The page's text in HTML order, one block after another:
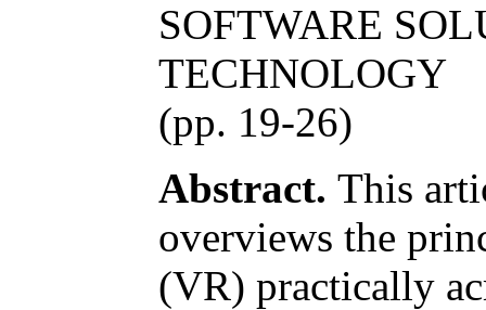
SOFTWARE
TECHNOLOGY
(pp. 19-26)
Abstract. This
overviews the
(VR) practically